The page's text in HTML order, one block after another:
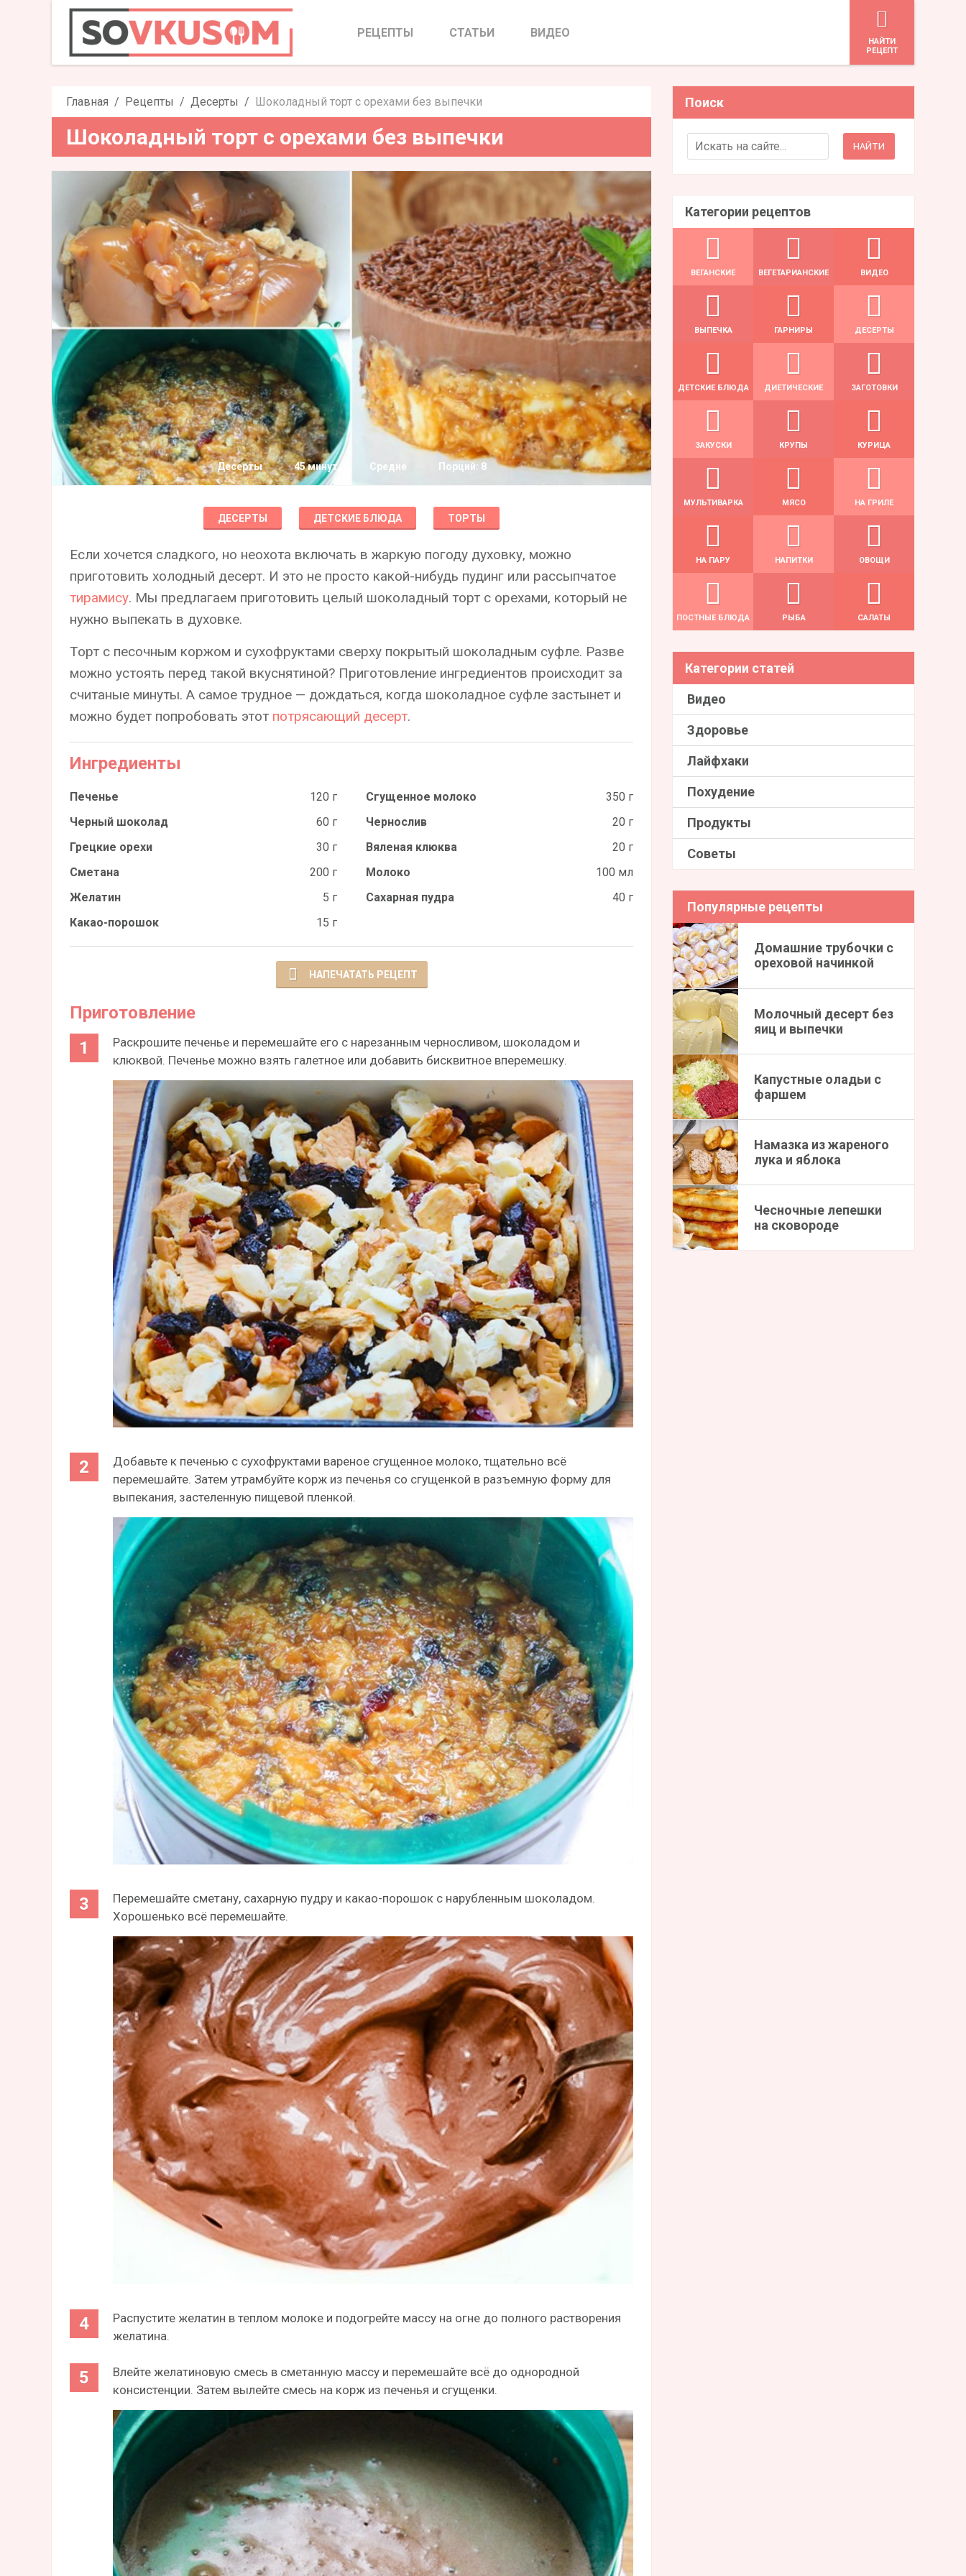
Шоколадный торт с орехами без выпечки
РЕЦЕПТЫ СТАТЬИ ВИДЕО
HАЙТИ
РЕЦЕПТ
Главная Рецепты Десерты Шоколадный торт с орехами без выпечки
Шоколадный торт с орехами без выпечки
Десерты 45 минут Средне Порций: 8
ДЕСЕРТЫ ДЕТСКИЕ БЛЮДА ТОРТЫ
Если хочется сладкого, но неохота включать в жаркую погоду духовку, можно
приготовить холодный десерт. И это не просто какой-нибудь пудинг или рассыпчатое
тирамису. Мы предлагаем приготовить целый шоколадный торт с орехами, который не
нужно выпекать в духовке.
Торт с песочным коржом и сухофруктами сверху покрытый шоколадным суфле. Разве
можно устоять перед такой вкуснятиной? Приготовление ингредиентов происходит за
считаные минуты. А самое трудное — дождаться, когда шоколадное суфле застынет и
можно будет попробовать этот потрясающий десерт.
Ингредиенты
Печенье 120 г Сгущенное молоко
350 г
Черный шоколад
60 г Чернослив
20 г
Грецкие орехи
30 г Вяленая клюква
20 г
Сметана
200 г Молоко
100 мл
Желатин
5 г Сахарная пудра
40 г
Какао-порошок
15 г
НАПЕЧАТАТЬ РЕЦЕПТ
Приготовление
Раскрошите печенье и перемешайте его с нарезанным черносливом, шоколадом и
клюквой. Печенье можно взять галетное или добавить бисквитное вперемешку.
Добавьте к печенью с сухофруктами вареное сгущенное молоко, тщательно всё
перемешайте. Затем утрамбуйте корж из печенья со сгущенкой в разъемную форму для
выпекания, застеленную пищевой пленкой.
Перемешайте сметану, сахарную пудру и какао-порошок с нарубленным шоколадом.
Хорошенько всё перемешайте.
Распустите желатин в теплом молоке и подогрейте массу на огне до полного растворения
желатина.
Влейте желатиновую смесь в сметанную массу и перемешайте всё до однородной
консистенции. Затем вылейте смесь на корж из печенья и сгущенки.
Поиск
Search for:
Категории рецептов
ВЕГАНСКИЕ ВЕГЕТАРИАНСКИЕ ВИДЕО
ВЫПЕЧКА ГАРНИРЫ ДЕСЕРТЫ
ДЕТСКИЕ БЛЮДА ДИЕТИЧЕСКИЕ ЗАГОТОВКИ
ЗАКУСКИ КРУПЫ КУРИЦА
МУЛЬТИВАРКА МЯСО НА ГРИЛЕ
НА ПАРУ НАПИТКИ ОВОЩИ
ПОСТНЫЕ БЛЮДА РЫБА САЛАТЫ
Категории статей
Видео
Здоровье
Лайфхаки
Похудение
Продукты
Советы
Популярные рецепты
Домашние трубочки с
ореховой начинкой
Молочный десерт без
яиц и выпечки
Капустные оладьи с
фаршем
Намазка из жареного
лука и яблока
Чесночные лепешки
на сковороде